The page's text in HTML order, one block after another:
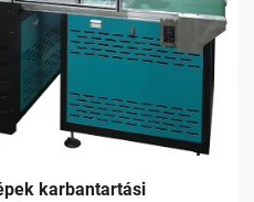
karbantartási